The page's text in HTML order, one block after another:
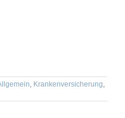
Krankenversicherung